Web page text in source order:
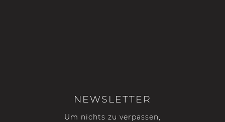
NEWSLETTER
Um nichts zu verpassen,